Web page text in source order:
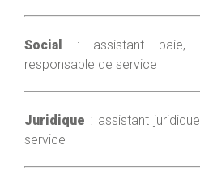
Social : assistant paie,
responsable de service
Juridique : assistant
service